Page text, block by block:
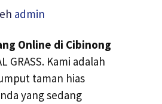
admin
Online di Cibinong
GRASS. Kami adalah
taman hias
yang sedang